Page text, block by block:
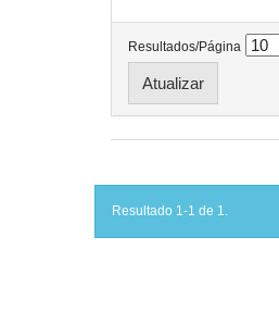
Resultados/Página
Resultado 1-1 de 1.